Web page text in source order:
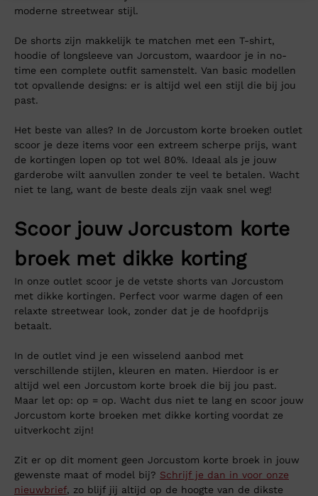
moderne streetwear stijl.
De shorts zijn makkelijk te matchen met een T-shirt,
hoodie of longsleeve van Jorcustom, waardoor je in no-
time een complete outfit samenstelt. Van basic modellen
tot opvallende designs: er is altijd wel een stijl die bij jou
past.
Het beste van alles? In de Jorcustom korte broeken outlet
scoor je deze items voor een extreem scherpe prijs, want
de kortingen lopen op tot wel 80%. Ideaal als je jouw
garderobe wilt aanvullen zonder te veel te betalen. Wacht
niet te lang, want de beste deals zijn vaak snel weg!
Scoor jouw Jorcustom korte
broek met dikke korting
In onze outlet scoor je de vetste shorts van Jorcustom
met dikke kortingen. Perfect voor warme dagen of een
relaxte streetwear look, zonder dat je de hoofdprijs
betaalt.
In de outlet vind je een wisselend aanbod met
verschillende stijlen, kleuren en maten. Hierdoor is er
altijd wel een Jorcustom korte broek die bij jou past.
Maar let op: op = op. Wacht dus niet te lang en scoor jouw
Jorcustom korte broeken met dikke korting voordat ze
uitverkocht zijn!
Zit er op dit moment geen Jorcustom korte broek in jouw
gewenste maat of model bij? Schrijf je dan in voor onze
nieuwbrief, zo blijf jij altijd op de hoogte van de dikste